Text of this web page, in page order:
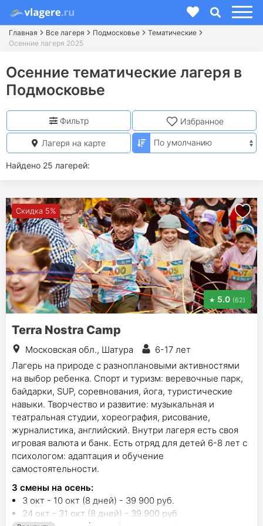
Главная Все лагеря Подмосковье
Тематические
Осенние лагеря 2025
Осенние тематические лагеря в
Подмосковье
Найдено 25 лагерей:
Фильтр Избранное
Лагеря на карте
Скидка 5%
5.0 (62)
Terra Nostra Camp
Московская обл., Шатура
6-17 лет
Лагерь на природе с разноплановыми активностями
на выбор ребенка. Спорт и туризм: веревочные парк,
байдарки, SUP, соревнования, йога, туристические
навыки. Творчество и развитие: музыкальная и
театральная студии, хореография, рисование,
журналистика, английский. Внутри лагеря есть своя
игровая валюта и банк. Есть отряд для детей 6-8 лет с
психологом: адаптация и обучение
самостоятельности.
3 смены на осень:
3 окт - 10 окт (8 дней) - 39 900 руб.
24 окт - 31 окт (8 дней) - 39 900 руб.